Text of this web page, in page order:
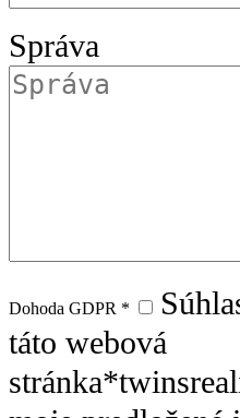
Správa
Dohoda GDPR *
táto webová